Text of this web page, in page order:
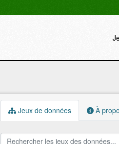
Jeux de données À